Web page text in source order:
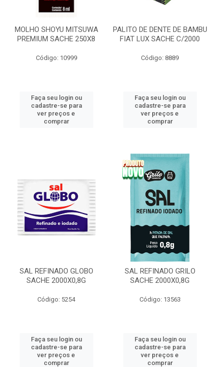
MOLHO SHOYU MITSUWA
PREMIUM SACHE 250X8
Código: 10999
Faça seu login ou
cadastre-se para
ver preços e
comprar
PALITO DE DENTE DE BAMBU
FIAT LUX SACHE C/2000
Código: 8889
Faça seu login ou
cadastre-se para
ver preços e
comprar
SAL REFINADO GLOBO
SACHE 2000X0,8G
Código: 5254
Faça seu login ou
cadastre-se para
ver preços e
comprar
SAL REFINADO GRILO
SACHE 2000X0,8G
Código: 13563
Faça seu login ou
cadastre-se para
ver preços e
comprar